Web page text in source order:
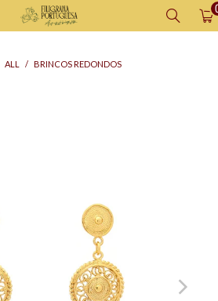
ALL / BRINCOS REDONDOS